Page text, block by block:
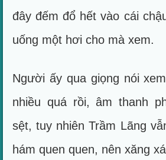
đây đếm đổ hết vào cái
uống một hơi cho mà xem.
Người ấy qua giọng nói
nhiều quá rồi, âm thanh
sệt, tuy nhiên Trầm Lãng
hám quen quen, nên xăng